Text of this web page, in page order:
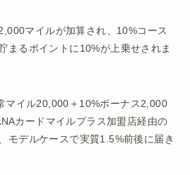
マイルが加算され、10%コース
まるポイントに10%が上乗せされま
マイル20,000＋10%ボーナス2,000
カードマイルプラス加盟店経由の
モデルケースで実質1.5%前後に届き